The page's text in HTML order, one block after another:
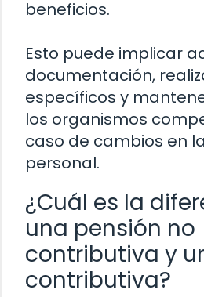
beneficios.
Esto puede implicar
documentación,
específicos y
los organismos
caso de cambios en
personal.
¿Cuál es la
una pensión no
contributiva y
contributiva?